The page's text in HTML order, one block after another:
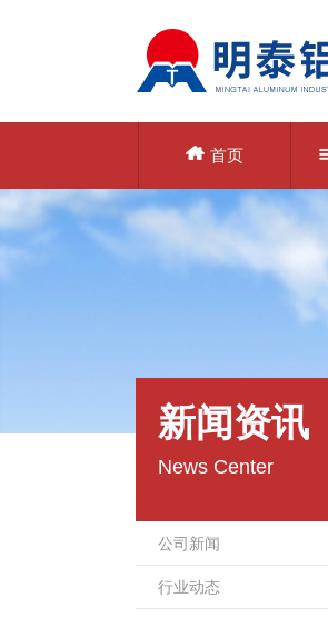
首页
新闻资讯
News Center
公司新闻
行业动态